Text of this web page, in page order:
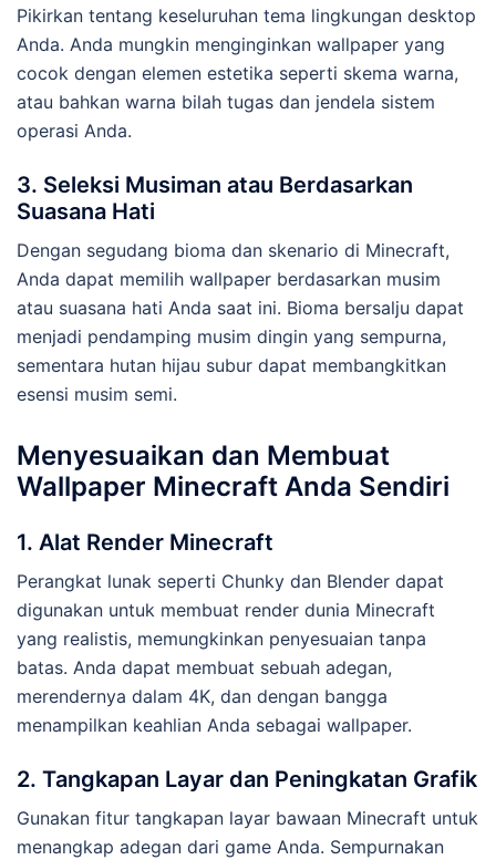
Pikirkan tentang keseluruhan tema lingkungan desktop
Anda. Anda mungkin menginginkan wallpaper yang
cocok dengan elemen estetika seperti skema warna,
atau bahkan warna bilah tugas dan jendela sistem
operasi Anda.
3. Seleksi Musiman atau Berdasarkan
Suasana Hati
Dengan segudang bioma dan skenario di Minecraft,
Anda dapat memilih wallpaper berdasarkan musim
atau suasana hati Anda saat ini. Bioma bersalju dapat
menjadi pendamping musim dingin yang sempurna,
sementara hutan hijau subur dapat membangkitkan
esensi musim semi.
Menyesuaikan dan Membuat
Wallpaper Minecraft Anda Sendiri
1. Alat Render Minecraft
Perangkat lunak seperti Chunky dan Blender dapat
digunakan untuk membuat render dunia Minecraft
yang realistis, memungkinkan penyesuaian tanpa
batas. Anda dapat membuat sebuah adegan,
merendernya dalam 4K, dan dengan bangga
menampilkan keahlian Anda sebagai wallpaper.
2. Tangkapan Layar dan Peningkatan Grafik
Gunakan fitur tangkapan layar bawaan Minecraft untuk
menangkap adegan dari game Anda. Sempurnakan